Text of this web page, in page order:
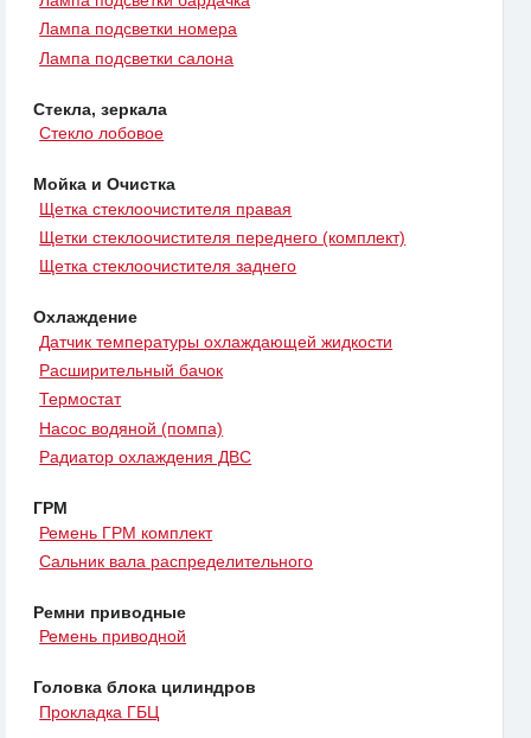
Лампа подсветки номера
Лампа подсветки салона
Стекла, зеркала
Стекло лобовое
Мойка и Очистка
Щетка стеклоочистителя правая
Щетки стеклоочистителя переднего (комплект)
Щетка стеклоочистителя заднего
Охлаждение
Датчик температуры охлаждающей жидкости
Расширительный бачок
Термостат
Насос водяной (помпа)
Радиатор охлаждения ДВС
ГРМ
Ремень ГРМ комплект
Сальник вала распределительного
Ремни приводные
Ремень приводной
Головка блока цилиндров
Прокладка ГБЦ